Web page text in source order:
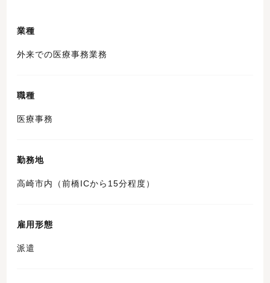
業種
外来での医療事務業務
職種
医療事務
勤務地
高崎市内（前橋ICから15分程度）
雇用形態
派遣